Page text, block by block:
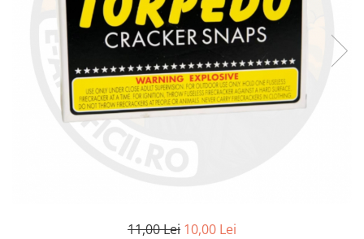
11,00 Lei 10,00 Lei